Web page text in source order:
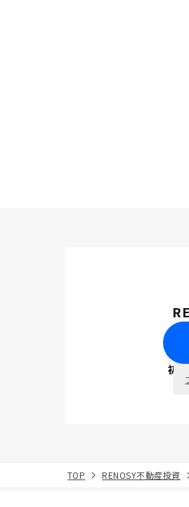
初回
TOP RENOSY不動産投資